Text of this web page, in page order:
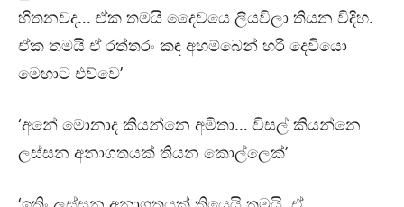
හිතනවද… ඒක තමයි දෛවයෙ ලියවිලා තියන විදිහ.
ඒක තමයි ඒ රත්තරං කඳ අහම්බෙන් හරි දෙවියො
මෙහාට එව්වෙ’
‘අනේ මොනාද කියන්නෙ අමිතා… විසල් කියන්නෙ
ලස්සන අනාගතයක් තියන කොල්ලෙක්’